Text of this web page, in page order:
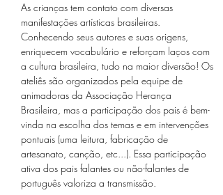
As crianças tem contato com diversas
manifestações artísticas brasileiras.
Conhecendo seus autores e suas origens,
enriquecem vocabulário e reforçam laços com
a cultura brasileira, tudo na maior diversão! Os
ateliês são organizados pela equipe de
animadoras da Associação Herança
Brasileira, mas a participação dos pais é bem-
vinda na escolha dos temas e em intervenções
pontuais (uma leitura, fabricação de
artesanato, canção, etc...). Essa participação
ativa dos pais falantes ou não-falantes de
português valoriza a transmissão.